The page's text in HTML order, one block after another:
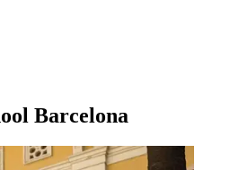
Barcelona